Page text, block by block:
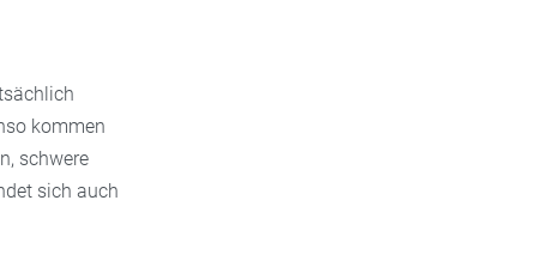
kommen
schwere
sich auch